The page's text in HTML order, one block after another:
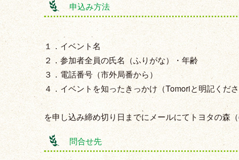
申込み方法
１．イベント名
２．参加者全員の氏名（ふりがな）・年齢
３．電話番号（市外局番から）
４．イベントを知ったきっかけ（Tomoriと明記くだ
を申し込み締め切り日までにメールにてトヨタの森
問合せ先